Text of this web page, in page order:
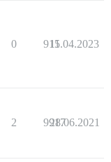
0 915
11.04.2023
2 9917
28.06.2021